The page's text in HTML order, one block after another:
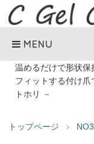
MENU
温めるだけで形状
フィットする付け
トホリ －
トップページ